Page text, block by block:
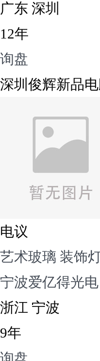
广东 深圳
12年
询盘
深圳俊辉新品
电议
艺术玻璃 装饰
宁波爱亿得光
浙江 宁波
9年